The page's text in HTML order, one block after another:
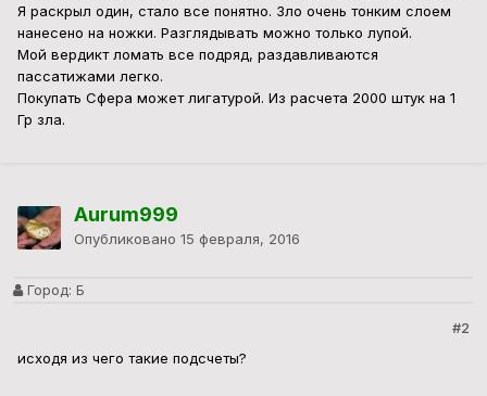
Я раскрыл один, стало все понятно. Зло очень тонким слоем
нанесено на ножки. Разглядывать можно только лупой.
Мой вердикт ломать все подряд, раздавливаются
пассатижами легко.
Покупать Сфера может лигатурой. Из расчета 2000 штук на 1
Гр зла.
Aurum999
Опубликовано 15 февраля, 2016
Город: Б
#2
исходя из чего такие подсчеты?